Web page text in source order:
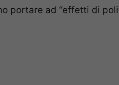
portare ad “effetti di